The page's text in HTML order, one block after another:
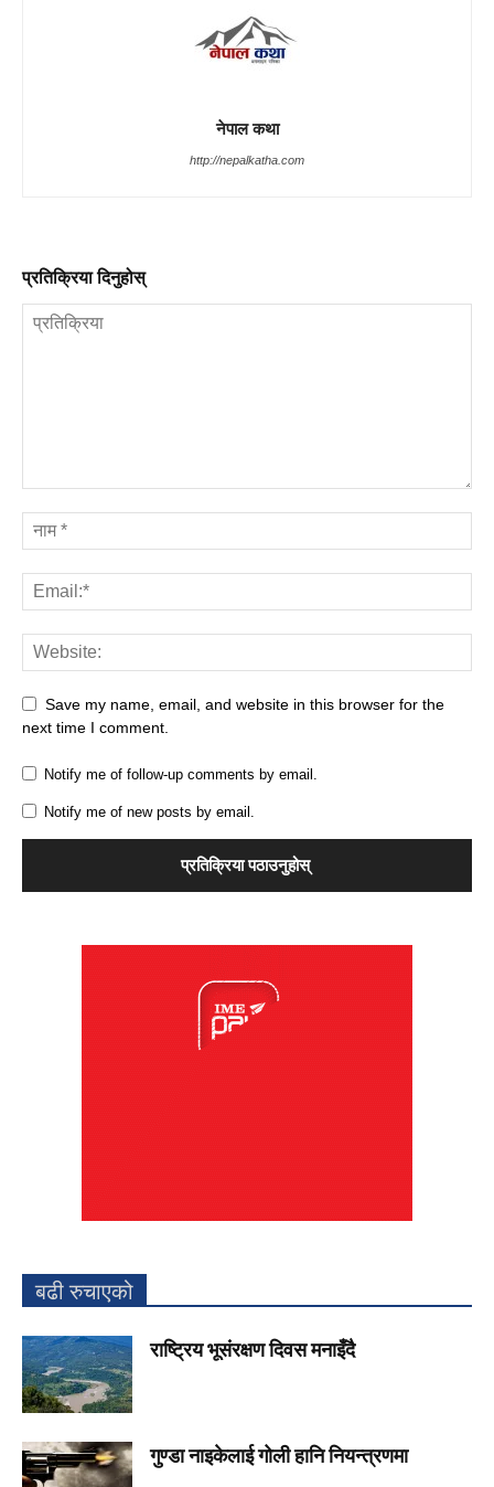
नेपाल कथा
http://nepalkatha.com
प्रतिक्रिया दिनुहोस्
Save my name, email, and website in this browser for the
next time I comment.
Notify me of follow-up comments by email.
Notify me of new posts by email.
बढी रुचाएको
राष्ट्रिय भूसंरक्षण दिवस मनाइँदै
गुण्डा नाइकेलाई गोली हानि नियन्त्रणमा